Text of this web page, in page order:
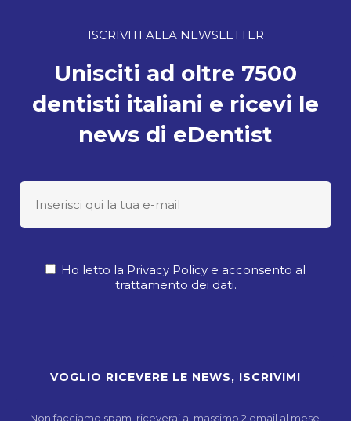
ISCRIVITI ALLA NEWSLETTER
Unisciti ad oltre 7500
dentisti italiani e ricevi le
news di eDentist
Ho letto la Privacy Policy e acconsento al
trattamento dei dati.
Non facciamo spam, riceverai al massimo 2 email al mese.